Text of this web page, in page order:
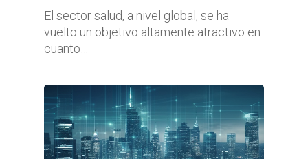
El sector salud, a nivel global, se ha
vuelto un objetivo altamente atractivo en
cuanto…